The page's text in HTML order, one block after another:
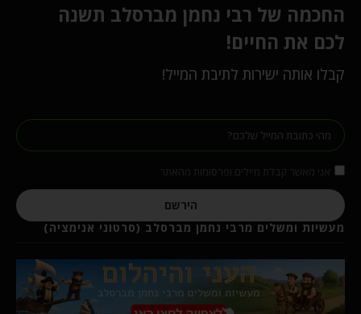
החכמה של רבי נחמן מברסלב תשנה
לכם את החיים!
קבלו אותה ישירות לתיבת המייל!
הירשם
מעשיות ומשלים מרבי נחמן מברסלב (סרטוני אנימציה)